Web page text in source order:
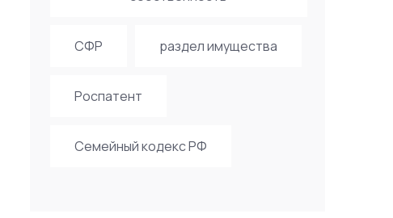
СФР раздел имущества
Роспатент
Семейный кодекс РФ